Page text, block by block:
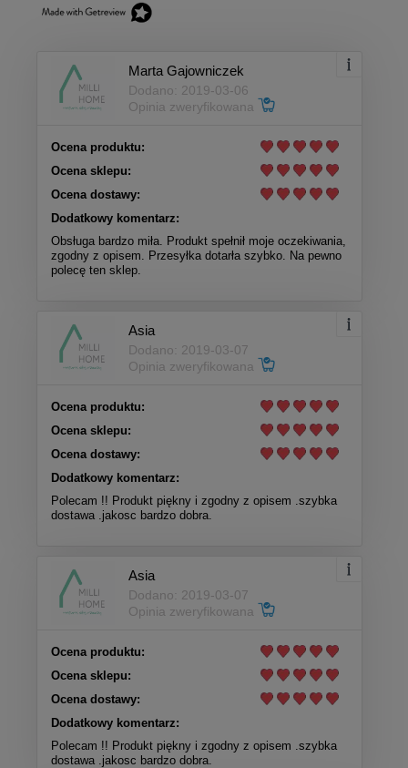
Marta Gajowniczek
Dodano: 2019-03-06
Opinia zweryfikowana
Ocena produktu:
Ocena sklepu:
Ocena dostawy:
Dodatkowy komentarz:
Obsługa bardzo miła. Produkt spełnił moje oczekiwania,
zgodny z opisem. Przesyłka dotarła szybko. Na pewno
polecę ten sklep.
Asia
Dodano: 2019-03-07
Opinia zweryfikowana
Ocena produktu:
Ocena sklepu:
Ocena dostawy:
Dodatkowy komentarz:
Polecam !! Produkt piękny i zgodny z opisem .szybka
dostawa .jakosc bardzo dobra.
Asia
Dodano: 2019-03-07
Opinia zweryfikowana
Ocena produktu:
Ocena sklepu:
Ocena dostawy:
Dodatkowy komentarz:
Polecam !! Produkt piękny i zgodny z opisem .szybka
dostawa .jakosc bardzo dobra.